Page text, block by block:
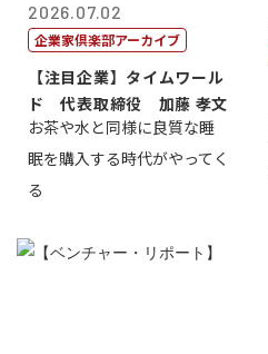
2026.07.02
企業家倶楽部アーカイブ
【注目企業】タイムワール
ド 代表取締役 加藤 孝文
お茶や水と同様に良質な睡
眠を購入する時代がやってく
る